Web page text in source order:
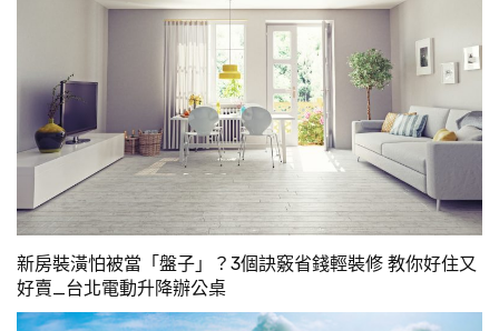
新房裝潢怕被當「盤子」？3個訣竅省錢輕裝修 教你好住又
好賣_台北電動升降辦公桌